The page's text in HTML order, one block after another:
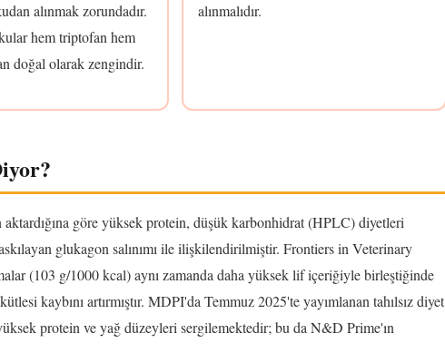
alınmak zorundadır.
hem triptofan hem
doğal olarak zengindir.
alınmalıdır.
göre yüksek protein, düşük karbonhidrat (HPLC) diyetleri
glukagon salınımı ile ilişkilendirilmiştir. Frontiers in Veterinary
(103 g/1000 kcal) aynı zamanda daha yüksek lif içeriğiyle birleştiğinde
kaybını artırmıştır. MDPI'da Temmuz 2025'te yayımlanan tahılsız diyet
protein ve yağ düzeyleri sergilemektedir; bu da N&D Prime'ın